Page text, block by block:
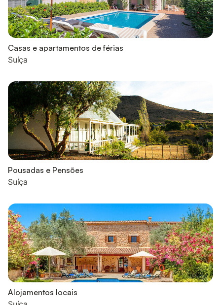
Casas e apartamentos de férias
Suíça
Pousadas e Pensões
Suíça
Alojamentos locais